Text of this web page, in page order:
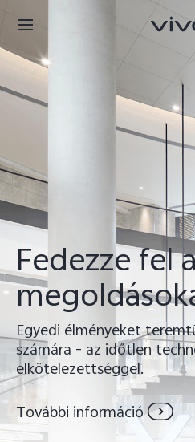
Hungary |
Fedezze fel
Egyedi élményeket
számára - az időtlen
elkötelezettséggel.
További információ